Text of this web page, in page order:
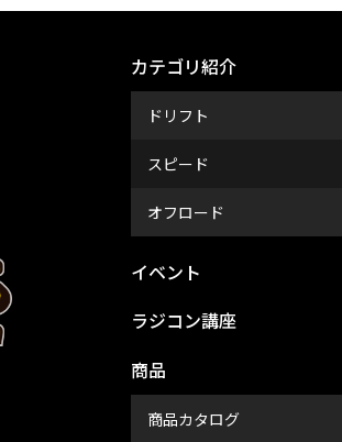
カテゴリ紹介
ドリフト
スピード
オフロード
イベント
ラジコン講座
商品
商品カタログ